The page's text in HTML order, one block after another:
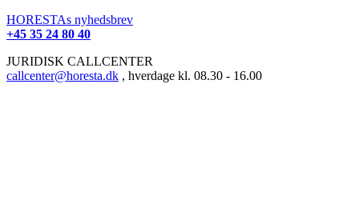
HORESTAs nyhedsbrev
+45 35 24 80 40
JURIDISK CALLCENTER
callcenter@horesta.dk , hverdage kl. 08.30 - 16.00